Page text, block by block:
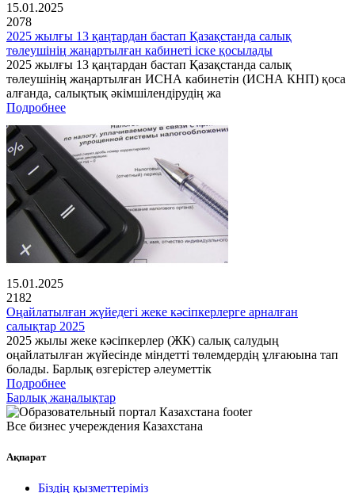
15.01.2025
2078
2025 жылғы 13 қаңтардан бастап Қазақстанда салық
төлеушінің жаңартылған кабинеті іске қосылады
2025 жылғы 13 қаңтардан бастап Қазақстанда салық
төлеушінің жаңартылған ИСНА кабинетін (ИСНА КНП) қоса
алғанда, салықтық әкімшілендірудің жа
Подробнее
15.01.2025
2182
Оңайлатылған жүйедегі жеке кәсіпкерлерге арналған
салықтар 2025
2025 жылы жеке кәсіпкерлер (ЖК) салық салудың
оңайлатылған жүйесінде міндетті төлемдердің ұлғаюына тап
болады. Барлық өзгерістер әлеуметтік
Подробнее
Барлық жаңалықтар
Все бизнес учереждения Казахстана
Ақпарат
Біздің қызметтеріміз